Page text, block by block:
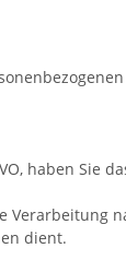
haben Sie
Verarbeitung
dient.